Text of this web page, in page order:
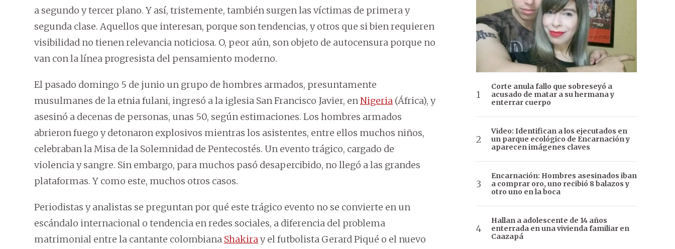
a segundo y tercer plano. Y así, tristemente, también surgen las víctimas de primera y
segunda clase. Aquellos que interesan, porque son tendencias, y otros que si bien requieren
visibilidad no tienen relevancia noticiosa. O, peor aún, son objeto de autocensura porque no
van con la línea progresista del pensamiento moderno.
El pasado domingo 5 de junio un grupo de hombres armados, presuntamente
musulmanes de la etnia fulani, ingresó a la iglesia San Francisco Javier, enNigeria (África), y
asesinó a decenas de personas, unas 50, según estimaciones. Los hombres armados
abrieron fuego y detonaron explosivos mientras los asistentes, entre ellos muchos niños,
celebraban la Misa de la Solemnidad de Pentecostés. Un evento trágico, cargado de
violencia y sangre. Sin embargo, para muchos pasó desapercibido, no llegó a las grandes
plataformas. Y como este, muchos otros casos.
Periodistas y analistas se preguntan por qué este trágico evento no se convierte en un
escándalo internacional o tendencia en redes sociales, a diferencia del problema
matrimonial entre la cantante colombiana Shakiray el futbolista Gerard Piqué o el nuevo
Corte anula fallo que sobreseyó a
acusado de matar a su hermana y
enterrar cuerpo
Video: Identifican a los ejecutados en
un parque ecológico de Encarnación y
aparecen imágenes claves
Encarnación: Hombres asesinados iban
a comprar oro, uno recibió 8 balazos y
otro uno en la boca
Hallan a adolescente de 14 años
enterrada en una vivienda familiar en
Caazapá